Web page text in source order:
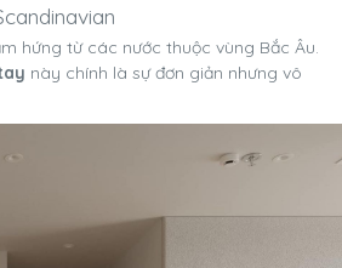
hứng từ các nước thuộc vùng Bắc Âu.
này chính là sự đơn giản nhưng vô